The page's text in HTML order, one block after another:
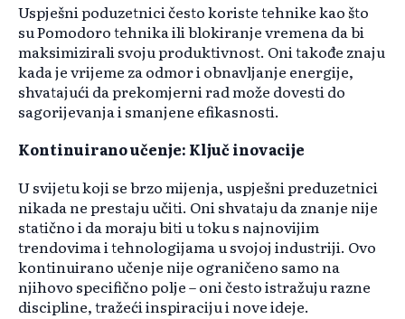
Uspješni poduzetnici često koriste tehnike kao što
su Pomodoro tehnika ili blokiranje vremena da bi
maksimizirali svoju produktivnost. Oni takođe znaju
kada je vrijeme za odmor i obnavljanje energije,
shvatajući da prekomjerni rad može dovesti do
sagorijevanja i smanjene efikasnosti.
Kontinuirano učenje: Ključ inovacije
U svijetu koji se brzo mijenja, uspješni preduzetnici
nikada ne prestaju učiti. Oni shvataju da znanje nije
statično i da moraju biti u toku s najnovijim
trendovima i tehnologijama u svojoj industriji. Ovo
kontinuirano učenje nije ograničeno samo na
njihovo specifično polje – oni često istražuju razne
discipline, tražeći inspiraciju i nove ideje.